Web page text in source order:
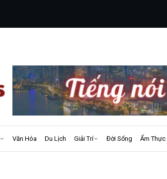
Văn Hóa Du Lịch Giải Trí Đời Sống Ẩm Thực